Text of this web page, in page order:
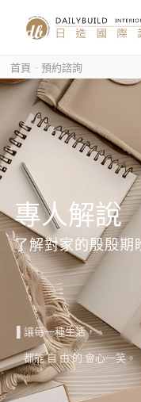
首頁 預約諮詢
預約室內設
專人解說
了解對家的殷殷期
▌讓每一種生活，
都能 自 由 的 會心一笑。